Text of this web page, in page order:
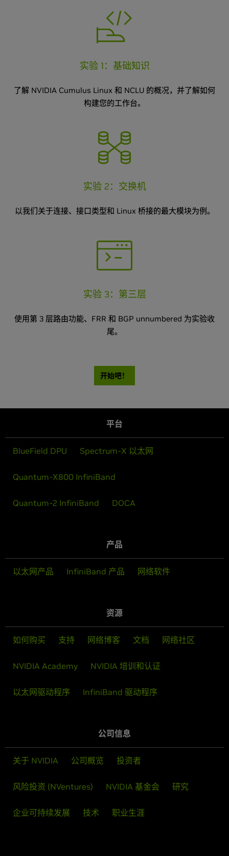
实验 1：基础知识
了解 NVIDIA Cumulus Linux 和 NCLU 的概况，并了解如何
构建您的工作台。
实验 2：交换机
以我们关于连接、接口类型和 Linux 桥接的最大模块为例。
实验 3：第三层
使用第 3 层路由功能、FRR 和 BGP unnumbered 为实验收
尾。
开始吧！
平台
BlueField DPU Spectrum-X 以太网
Quantum-X800 InfiniBand
Quantum-2 InfiniBand DOCA
产品
以太网产品 InfiniBand 产品 网络软件
资源
如何购买 支持 网络博客 文档 网络社区
NVIDIA Academy NVIDIA 培训和认证
以太网驱动程序 InfiniBand 驱动程序
公司信息
关于 NVIDIA 公司概览 投资者
风险投资 (NVentures) NVIDIA 基金会 研究
企业可持续发展 技术 职业生涯